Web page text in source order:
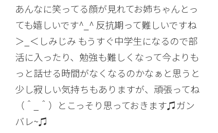
あんなに笑ってる顔が見れてお姉ちゃんとっ
ても嬉しいです^_^ 反抗期って難しいですね
＞_＜しみじみ もうすぐ中学生になるので部
活に入ったり、勉強も難しくなって今よりも
っと話せる時間がなくなるのかなぁと思うと
少し寂しい気持ちもありますが、頑張ってね
（＾_＾）とこっそり思っておきます♫ガン
バレ~♫